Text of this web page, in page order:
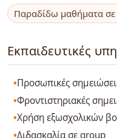
Παραδίδω μαθήματα σε
Εκπαιδευτικές
Προσωπικές
Φροντιστηριακές
Χρήση εξωσχολικών
Διδασκαλία σε group